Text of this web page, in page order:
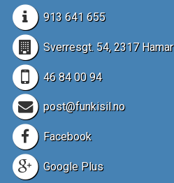
913 641 655
Sverresgt. 54, 2317 Hamar
46 84 00 94
post@funkisil.no
Facebook
Google Plus